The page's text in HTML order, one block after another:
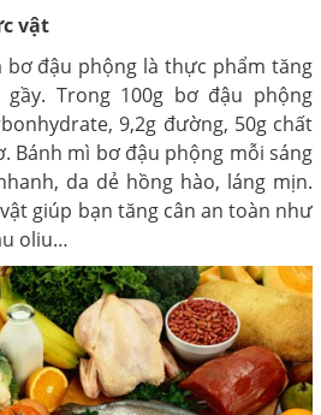
vật
bơ đậu phộng là thực phẩm tăng
Trong 100g bơ đậu phộng
9,2g đường, 50g chất
Bánh mì bơ đậu phộng mỗi sáng
da dẻ hồng hào, láng mịn.
giúp bạn tăng cân an toàn như
oliu…